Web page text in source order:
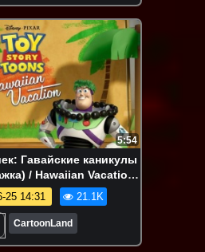
5:54
Гавайские каникулы
/ Hawaiian Vacation
2011)
25 14:31 21.1K
CartoonLand